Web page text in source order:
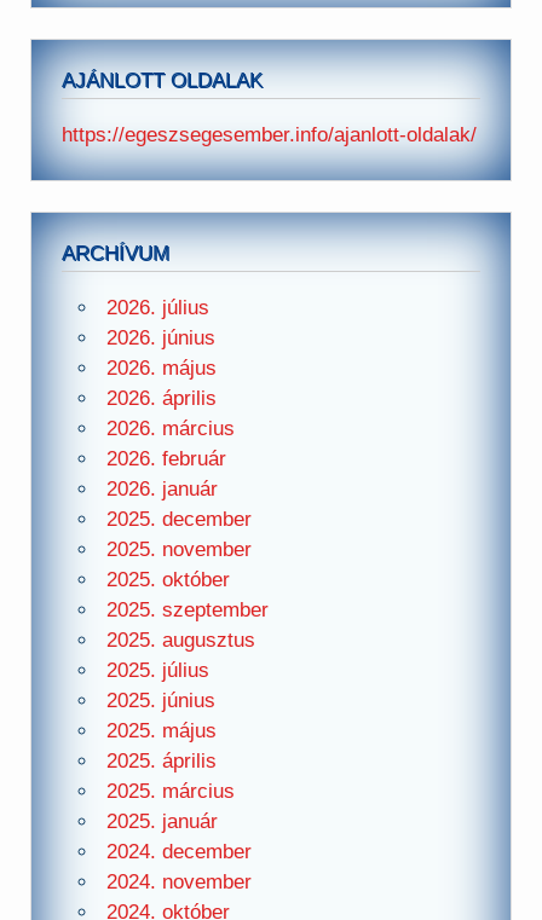
AJÁNLOTT OLDALAK
https://egeszsegesember.info/ajanlott-oldalak/
ARCHÍVUM
2026. július
2026. június
2026. május
2026. április
2026. március
2026. február
2026. január
2025. december
2025. november
2025. október
2025. szeptember
2025. augusztus
2025. július
2025. június
2025. május
2025. április
2025. március
2025. január
2024. december
2024. november
2024. október